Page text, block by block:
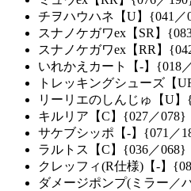
チヲハウハネ【U】{041／
スナノケガワex【SR】
スナノケガワex【RR】
いれかえカート【-】{018
トレッキングシューズ【
リーリエのしんじゅ【U】
キルリア【C】{027／078}
サケブシッポ【-】{071／
ラルトス【C】{036／068}
クレッフィ(R仕様)【-】
ダメージポンプ(ミラー／